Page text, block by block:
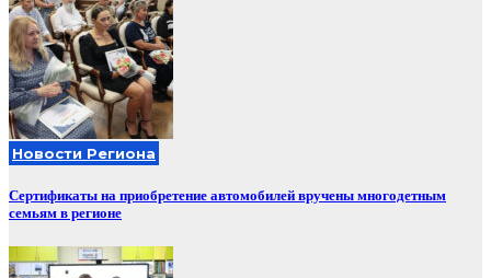
Новости Региона
Сертификаты на приобретение автомобилей вручены многодетным
семьям в регионе